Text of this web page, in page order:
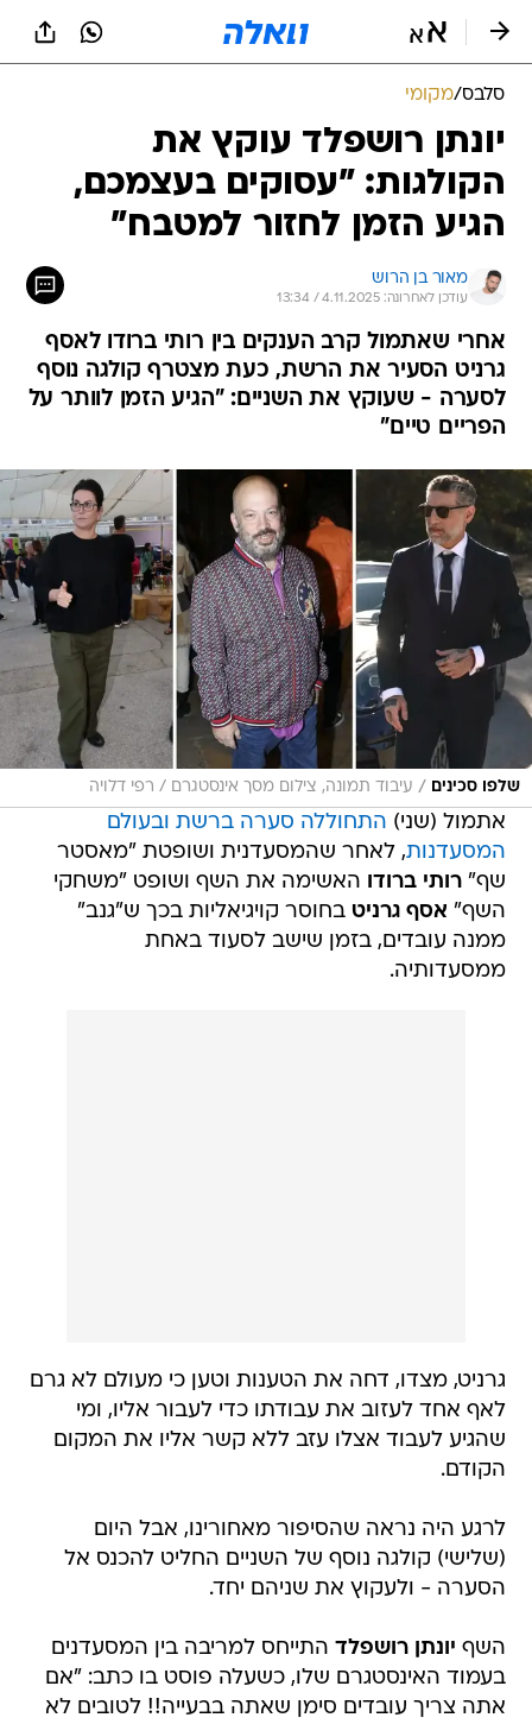
סלבס/מקומי
יונתן רושפלד עוקץ את
הקולגות: "עסוקים בעצמכם,
הגיע הזמן לחזור למטבח"
מאור בן הרוש
עודכן לאחרונה: 4.11.2025 / 13:34
אחרי שאתמול קרב הענקים בין רותי ברודו לאסף
גרניט הסעיר את הרשת, כעת מצטרף קולגה נוסף
לסערה - שעוקץ את השניים: "הגיע הזמן לוותר על
הפריים טיים"
שלפו סכינים / עיבוד תמונה, צילום מסך אינסטגרם / רפי דלויה
אתמול (שני) התחוללה סערה ברשת ובעולם
המסעדנות, לאחר שהמסעדנית ושופטת "מאסטר
שף"רותי ברודו האשימה את השף ושופט "משחקי
השף" אסף גרניט בחוסר קויגיאליות בכך ש"גנב"
ממנה עובדים, בזמן שישב לסעוד באחת
ממסעדותיה.
גרניט, מצדו, דחה את הטענות וטען כי מעולם לא גרם
לאף אחד לעזוב את עבודתו כדי לעבור אליו, ומי
שהגיע לעבוד אצלו עזב ללא קשר אליו את המקום
הקודם.
לרגע היה נראה שהסיפור מאחורינו, אבל היום
(שלישי) קולגה נוסף של השניים החליט להכנס אל
הסערה - ולעקוץ את שניהם יחד.
השף יונתן רושפלד התייחס למריבה בין המסעדנים
בעמוד האינסטגרם שלו, כשעלה פוסט בו כתב: "אם
אתה צריך עובדים סימן שאתה בבעייה!! לטובים לא